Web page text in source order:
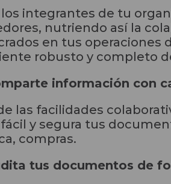
integrantes de tu
nutriendo así la
en tus operaciones
robusto y completo
información con
las facilidades
y segura tus
compras.
tus documentos de